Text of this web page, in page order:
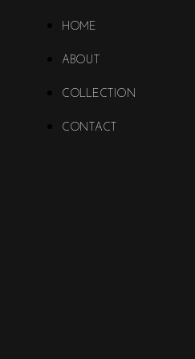
HOME
ABOUT
COLLECTION
CONTACT